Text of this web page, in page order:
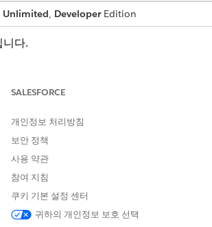
Unlimited, DeveloperEdition
니다.
AS
as
SALESFORCE
개인정보 처리방침
보안 정책
사용 약관
참여 지침
쿠키 기본 설정 센터
귀하의 개인정보 보호 선택